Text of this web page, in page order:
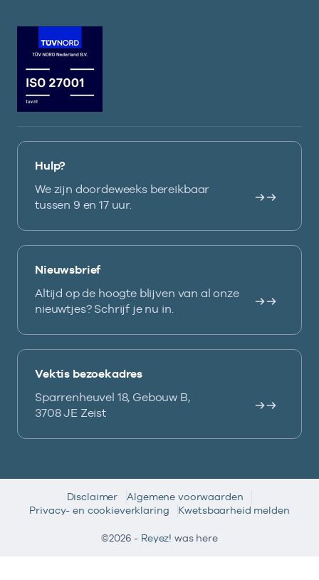
Hulp?
We zijn doordeweeks bereikbaar
tussen 9 en 17 uur.
Nieuwsbrief
Altijd op de hoogte blijven van al onze
nieuwtjes? Schrijf je nu in.
Vektis bezoekadres
Sparrenheuvel 18, Gebouw B,
3708 JE Zeist
Disclaimer
Algemene voorwaarden
Privacy- en cookieverklaring
Kwetsbaarheid melden
©2026 - Reyez! was here